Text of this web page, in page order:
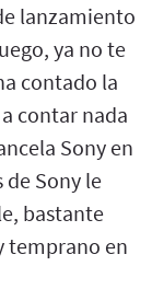
lanzamiento
ya no te
contado la
contar nada
Sony en
Sony le
bastante
temprano en